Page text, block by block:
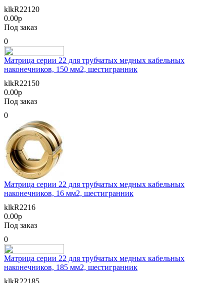
klkR22120
0.00р
Под заказ
0
Матрица серии 22 для трубчатых медных кабельных
наконечников, 150 мм2, шестигранник
klkR22150
0.00р
Под заказ
0
Матрица серии 22 для трубчатых медных кабельных
наконечников, 16 мм2, шестигранник
klkR2216
0.00р
Под заказ
0
Матрица серии 22 для трубчатых медных кабельных
наконечников, 185 мм2, шестигранник
klkR22185